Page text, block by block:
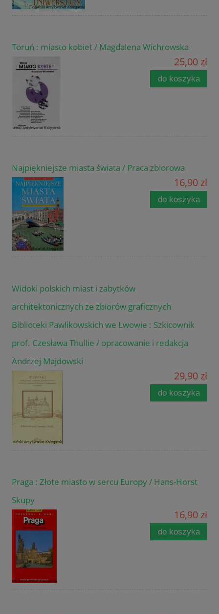
Toruń : miasto kobiet / Magdalena Wichrowska
25,00 zł
do koszyka
Najpiękniejsze miasta świata / Praca zbiorowa
16,90 zł
do koszyka
Widoki polskich miast i zabytków
architektonicznych ze zbiorów graficznych
Biblioteki Pawlikowskich we Lwowie : Szkicownik
prof. Czesława Thullie / opracowanie i redakcja
Andrzej Majdowski
29,90 zł
do koszyka
Praga : Złote miasto w sercu Europy / Hans-Horst
Skupy
16,90 zł
do koszyka